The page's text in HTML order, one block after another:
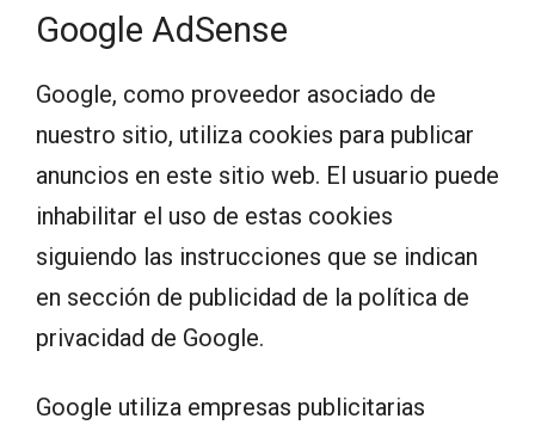
Google AdSense
Google, como proveedor asociado de
nuestro sitio, utiliza cookies para publicar
anuncios en este sitio web. El usuario puede
inhabilitar el uso de estas cookies
siguiendo las instrucciones que se indican
en sección de publicidad de la política de
privacidad de Google.
Google utiliza empresas publicitarias